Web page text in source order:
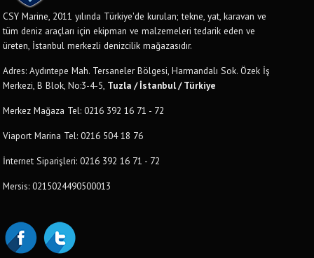
CSY Marine, 2011 yılında Türkiye'de kurulan; tekne, yat, karavan ve
tüm deniz araçları için ekipman ve malzemeleri tedarik eden ve
üreten, İstanbul merkezli denizcilik mağazasıdır.
Adres: Aydıntepe Mah. Tersaneler Bölgesi, Harmandalı Sok. Özek İş
Merkezi, B Blok, No:3-4-5, Tuzla / İstanbul / Türkiye
Merkez Mağaza Tel: 0216 392 16 71 - 72
Viaport Marina Tel: 0216 504 18 76
İnternet Siparişleri: 0216 392 16 71 - 72
Mersis: 0215024490500013